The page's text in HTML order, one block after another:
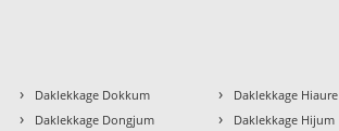
› Daklekkage Dokkum
› Daklekkage Dongjum
› Daklekkage Hiaure
› Daklekkage Hijum